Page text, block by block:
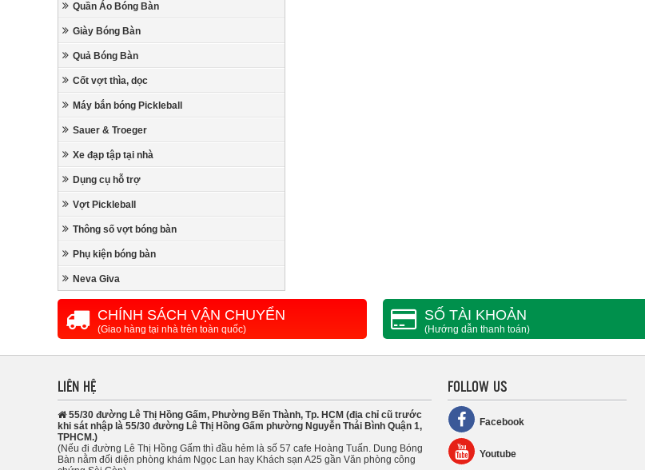
Quần Áo Bóng Bàn
Giày Bóng Bàn
Quả Bóng Bàn
Cốt vợt thìa, dọc
Máy bắn bóng Pickleball
Sauer & Troeger
Xe đạp tập tại nhà
Dụng cụ hỗ trợ
Vợt Pickleball
Thông số vợt bóng bàn
Phụ kiện bóng bàn
Neva Giva
CHÍNH SÁCH VẬN CHUYỂN
(Giao hàng tại nhà trên toàn quốc)
SỐ TÀI KHOẢN
(Hướng dẫn thanh toán)
LIÊN HỆ
55/30 đường Lê Thị Hồng Gấm, Phường Bến Thành, Tp. HCM (địa chỉ cũ trước
khi sát nhập là 55/30 đường Lê Thị Hồng Gấm phường Nguyễn Thái Bình Quận 1,
TPHCM.)
(Nếu đi đường Lê Thị Hồng Gấm thì đầu hẻm là số 57 cafe Hoàng Tuấn. Dung Bóng
Bàn nằm đối diện phòng khám Ngọc Lan hay Khách sạn A25 gần Văn phòng công
FOLLOW US
Facebook
Youtube